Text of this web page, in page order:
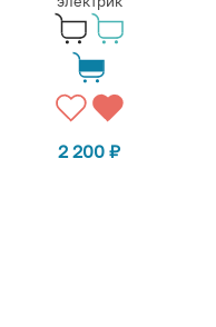
2 200₽